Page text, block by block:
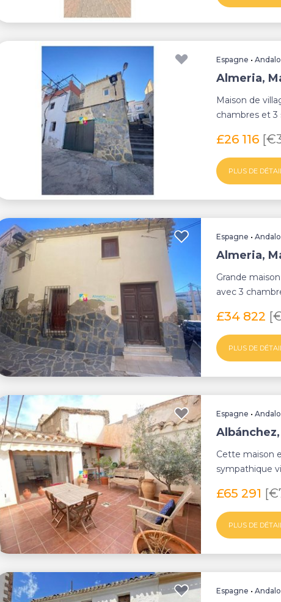
Espagne •
Almeria,
Maison de
chambres et 3
£26 116
PLUS DE
Espagne •
Almeria,
Grande
avec 3
£34 822
PLUS DE
Espagne •
Cette maison
sympathique
£65 291
PLUS DE
Espagne •